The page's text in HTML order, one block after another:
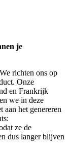
je
richten ons op
Onze
en Frankrijk
we in deze
aan het genereren
ze de
dus langer blijven